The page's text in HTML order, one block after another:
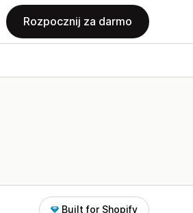
Rozpocznij za darmo
Built for Shopify